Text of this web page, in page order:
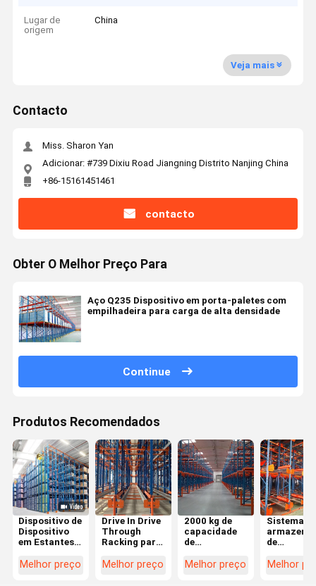
Lugar de
origem
China
Veja mais
Contacto
Miss. Sharon Yan
Adicionar: #739 Dixiu Road Jiangning Distrito Nanjing China
+86-15161451461
contacto
Obter O Melhor Preço Para
Aço Q235 Dispositivo em porta-paletes com
empilhadeira para carga de alta densidade
Continue
Produtos Recomendados
Dispositivo de
Dispositivo
em Estantes
Personalizado,
Melhor preço
Drive In Drive
Through
Racking para
de alto
Melhor preço
2000 kg de
capacidade
de
de paletes
Melhor preço
Sistema de
de
Drive-in
Melhor